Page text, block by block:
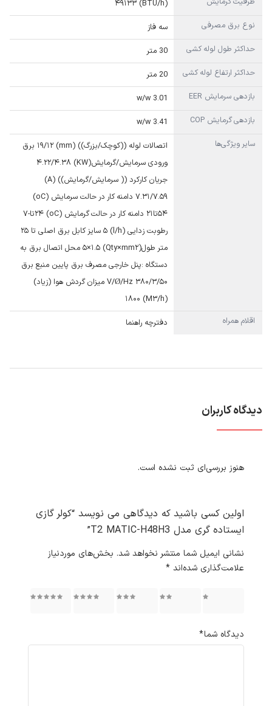
(BTU/h) ۴۹۱۳۳
نوع برق مصرفی
سه فاز
حداکثر طول لوله کشی
30 متر
حداکثر ارتفاع لوله کشی
20 متر
بازدهی سرمایش EER
3.01 w/w
بازدهی گرمایش COP
3.41 w/w
سایر ویژگی‌ها
اتصالات لوله ((کوچک/بزرگ)) (mm) ۱۹/۱۲ برق
ورودی سرمایش/گرمایش(KW) ۴.۲۲/۴.۳۸
جریان کارکرد (( سرمایش/گرمایش)) (A)
۷.۳۱/۷.۵۹ دامنه کار در حالت سرمایش (oC)
۵۴تا۲۱ دامنه کار در حالت گرمایش (oC) ۲۴تا-۷
رطوبت زدایی (l/h) ۵ سایز کابل برق اصلی تا ۲۵
متر طول(Qty×mm۲) ۵×۱.۵ محل اتصال برق به
دستگاه :پنل خارجی مصرف برق پایین منبع برق
V/Ø/Hz ۳۸۰/۳/۵۰ میزان گردش هوا (زیاد)
(M۳/h) ۱۸۰۰
اقلام همراه
دفترچه راهنما
دیدگاه کاربران
هنوز بررسی‌ای ثبت نشده است.
اولین کسی باشید که دیدگاهی می نویسد “کولر گازی
ایستاده گری مدل T2 MATIC-H48H3”
نشانی ایمیل شما منتشر نخواهد شد. بخش‌های موردنیاز
علامت‌گذاری شده‌اند *
۳ از ۵ ۴ از ۵ ۵ از ۵
دیدگاه شما*